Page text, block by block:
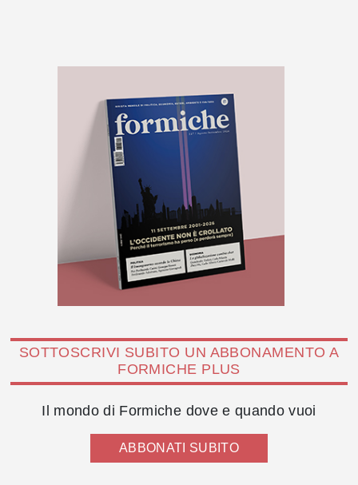
SOTTOSCRIVI SUBITO UN ABBONAMENTO A
FORMICHE PLUS
Il mondo di Formiche dove e quando vuoi
ABBONATI SUBITO